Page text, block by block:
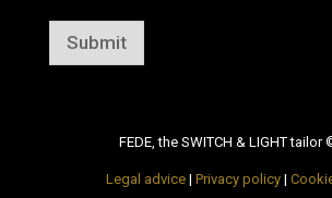
Submit
FEDE, the SWITCH & LIGHT tailor
Legal advice| Privacy policy|